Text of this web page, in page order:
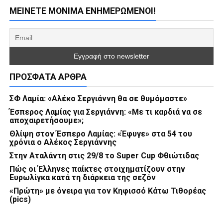
ΜΕΊΝΕΤΕ ΜΌΝΙΜΑ ΕΝΗΜΕΡΏΜΕΝΟΙ!
ΠΡΌΣΦΑΤΑ ΆΡΘΡΑ
ΣΦ Λαμία: «Αλέκο Σεργιάννη θα σε θυμόμαστε»
Έσπερος Λαμίας για Σεργιάννη: «Με τι καρδιά να σε
αποχαιρετήσουμε»;
Θλίψη στον Έσπερο Λαμίας: «Έφυγε» στα 54 του
χρόνια ο Αλέκος Σεργιάννης
Στην Αταλάντη στις 29/8 το Super Cup Φθιώτιδας
Πώς οι Έλληνες παίκτες στοιχηματίζουν στην
Ευρωλίγκα κατά τη διάρκεια της σεζόν
«Πρώτη» με όνειρα για τον Κηφισσό Κάτω Τιθορέας
(pics)